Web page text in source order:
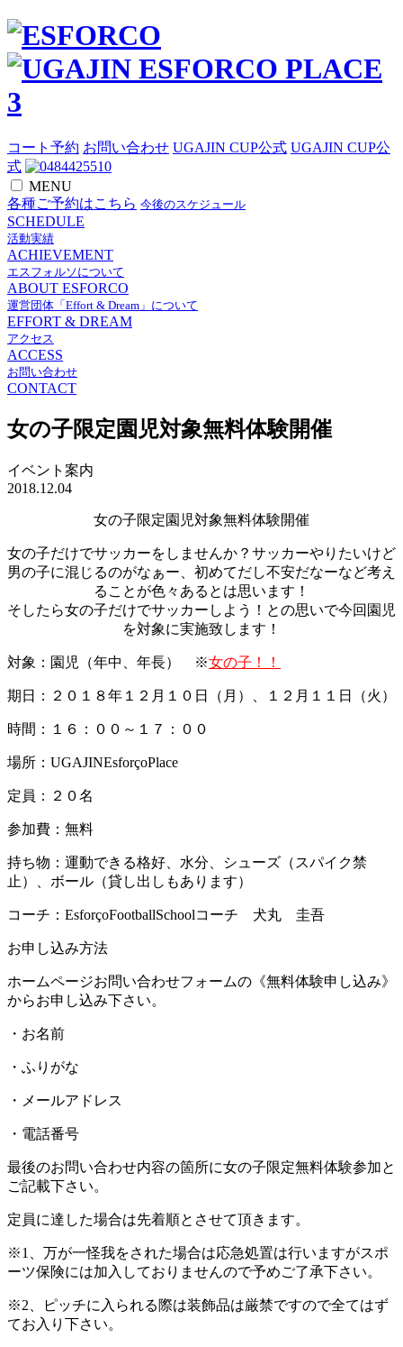
コート予約 お問い合わせ UGAJIN CUP公式 UGAJIN CUP公
式
MENU
各種ご予約はこちら 今後のスケジュール
SCHEDULE
活動実績
ACHIEVEMENT
エスフォルソについて
ABOUT ESFORCO
運営団体「Effort & Dream」について
EFFORT & DREAM
アクセス
ACCESS
お問い合わせ
CONTACT
女の子限定園児対象無料体験開催
イベント案内
2018.12.04
女の子限定園児対象無料体験開催
女の子だけでサッカーをしませんか？サッカーやりたいけど
男の子に混じるのがなぁー、初めてだし不安だなーなど考え
ることが色々あるとは思います！
そしたら女の子だけでサッカーしよう！との思いで今回園児
を対象に実施致します！
対象：園児（年中、年長） ※女の子！！
期日：２０１８年１２月１０日（月）、１２月１１日（火）
時間：１６：００～１７：００
場所：UGAJINEsforçoPlace
定員：２０名
参加費：無料
持ち物：運動できる格好、水分、シューズ（スパイク禁
止）、ボール（貸し出しもあります）
コーチ：EsforçoFootballSchoolコーチ 犬丸 圭吾
お申し込み方法
ホームページお問い合わせフォームの《無料体験申し込み》
からお申し込み下さい。
・お名前
・ふりがな
・メールアドレス
・電話番号
最後のお問い合わせ内容の箇所に女の子限定無料体験参加と
ご記載下さい。
定員に達した場合は先着順とさせて頂きます。
※1、万が一怪我をされた場合は応急処置は行いますがスポ
ーツ保険には加入しておりませんので予めご了承下さい。
※2、ピッチに入られる際は装飾品は厳禁ですので全てはず
てお入り下さい。